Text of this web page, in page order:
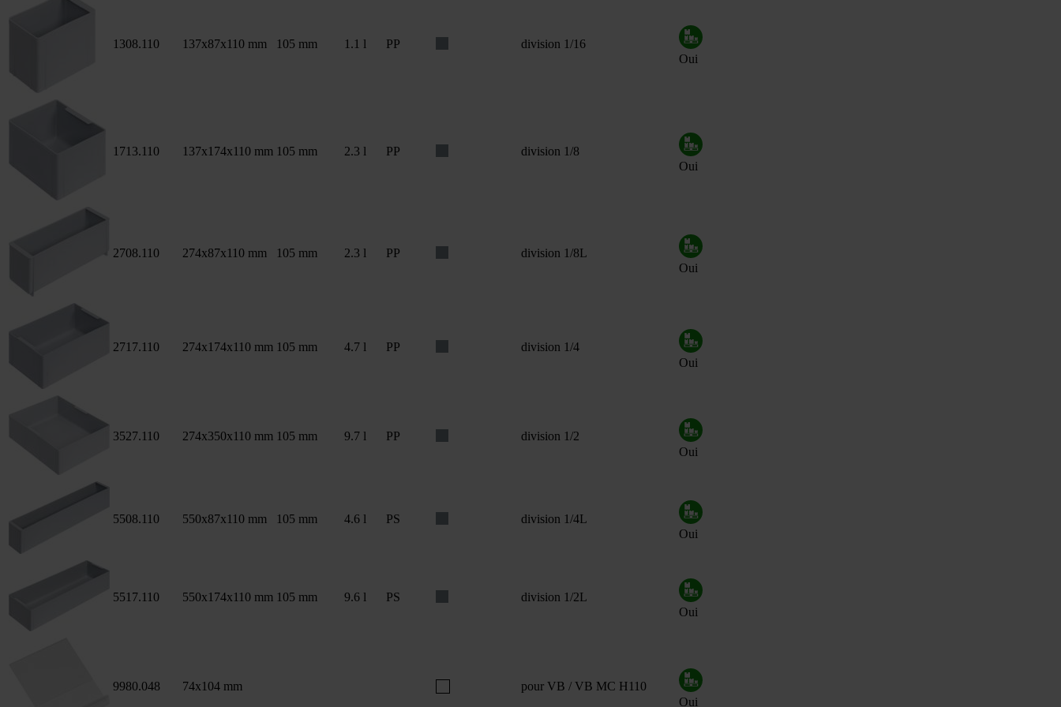
1308.110 137x87x110 mm 105 mm 1.1 l PP
division 1/16
Oui
1713.110 137x174x110 mm 105 mm 2.3 l PP
division 1/8
Oui
2708.110 274x87x110 mm 105 mm 2.3 l PP
division 1/8L
Oui
2717.110 274x174x110 mm 105 mm 4.7 l PP
division 1/4
Oui
3527.110 274x350x110 mm 105 mm 9.7 l PP
division 1/2
Oui
5508.110 550x87x110 mm 105 mm 4.6 l PS
division 1/4L
Oui
5517.110 550x174x110 mm 105 mm 9.6 l PS
division 1/2L
Oui
9980.048 74x104 mm
pour VB / VB MC H110
Oui